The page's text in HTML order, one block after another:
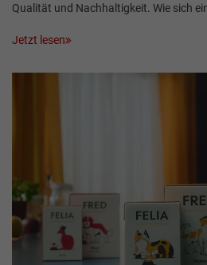
Qualität und Nachhaltigkeit. Wie sich
Jetzt lesen